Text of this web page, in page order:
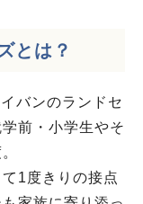
とは？
バンのランドセ
前・小学生やそ
1度きりの接点